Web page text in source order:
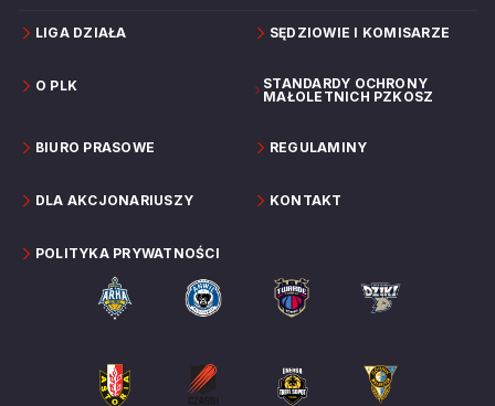
LIGA DZIAŁA SĘDZIOWIE I KOMISARZE
O PLK
STANDARDY OCHRONY
MAŁOLETNICH PZKOSZ
BIURO PRASOWE REGULAMINY
DLA AKCJONARIUSZY KONTAKT
POLITYKA PRYWATNOŚCI